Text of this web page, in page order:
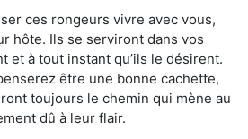
ces rongeurs vivre avec vous,
hôte. Ils se serviront dans vos
et à tout instant qu’ils le désirent.
être une bonne cachette,
toujours le chemin qui mène au
dû à leur flair.